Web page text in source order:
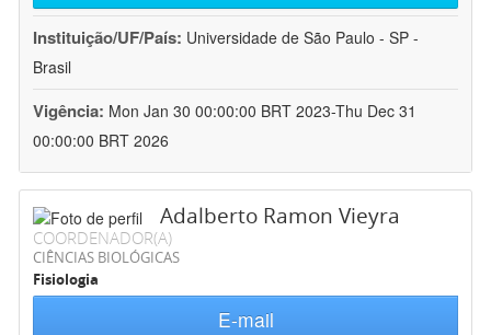
Instituição/UF/País: Universidade de São Paulo - SP -
Brasil
Vigência: Mon Jan 30 00:00:00 BRT 2023-Thu Dec 31
00:00:00 BRT 2026
Adalberto Ramon Vieyra
COORDENADOR(A)
CIÊNCIAS BIOLÓGICAS
Fisiologia
E-mail